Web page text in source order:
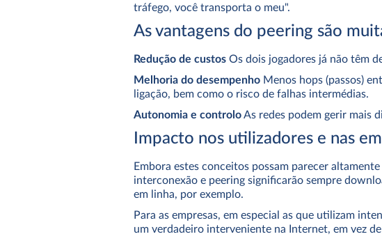
tráfego, você transporta o meu".
As vantagens do peering são
Redução de custos Os dois jogadores já não têm
Melhoria do desempenho Menos hops (passos)
ligação, bem como o risco de falhas intermédias.
Autonomia e controloAs redes podem gerir mais
Impacto nos utilizadores e nas
Embora estes conceitos possam parecer
interconexão e peering significarão sempre
em linha, por exemplo.
Para as empresas, em especial as que utilizam
um verdadeiro interveniente na Internet, em vez